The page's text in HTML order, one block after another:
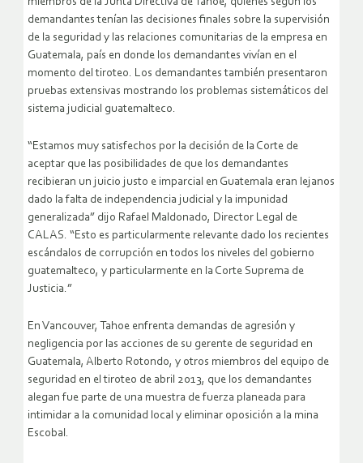
demandantes tenían las decisiones finales sobre la supervisión
de la seguridad y las relaciones comunitarias de la empresa en
Guatemala, país en donde los demandantes vivían en el
momento del tiroteo. Los demandantes también presentaron
pruebas extensivas mostrando los problemas sistemáticos del
sistema judicial guatemalteco.
“Estamos muy satisfechos por la decisión de la Corte de
aceptar que las posibilidades de que los demandantes
recibieran un juicio justo e imparcial en Guatemala eran lejanos
dado la falta de independencia judicial y la impunidad
generalizada” dijo Rafael Maldonado, Director Legal de
CALAS. “Esto es particularmente relevante dado los recientes
escándalos de corrupción en todos los niveles del gobierno
guatemalteco, y particularmente en la Corte Suprema de
Justicia.”
En Vancouver, Tahoe enfrenta demandas de agresión y
negligencia por las acciones de su gerente de seguridad en
Guatemala, Alberto Rotondo, y otros miembros del equipo de
seguridad en el tiroteo de abril 2013, que los demandantes
alegan fue parte de una muestra de fuerza planeada para
intimidar a la comunidad local y eliminar oposición a la mina
Escobal.